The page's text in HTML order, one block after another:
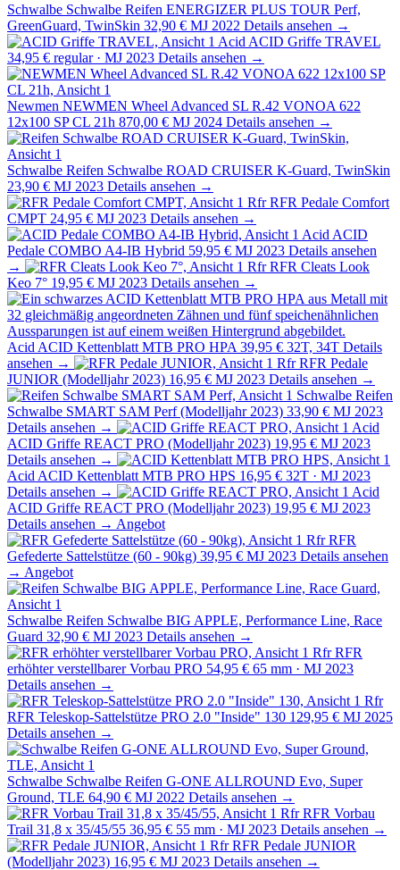
Schwalbe Schwalbe Reifen ENERGIZER PLUS TOUR Perf,
GreenGuard, TwinSkin 32,90 € MJ 2022 Details ansehen →
Acid ACID Griffe TRAVEL
34,95 € regular · MJ 2023 Details ansehen →
Newmen NEWMEN Wheel Advanced SL R.42 VONOA 622
12x100 SP CL 21h 870,00 € MJ 2024 Details ansehen →
Schwalbe Reifen Schwalbe ROAD CRUISER K-Guard, TwinSkin
23,90 € MJ 2023 Details ansehen →
Rfr RFR Pedale Comfort
CMPT 24,95 € MJ 2023 Details ansehen →
Acid ACID
Pedale COMBO A4-IB Hybrid 59,95 € MJ 2023 Details ansehen
→
Rfr RFR Cleats Look
Keo 7° 19,95 € MJ 2023 Details ansehen →
Acid ACID Kettenblatt MTB PRO HPA 39,95 € 32T, 34T Details
ansehen →
Rfr RFR Pedale
JUNIOR (Modelljahr 2023) 16,95 € MJ 2023 Details ansehen →
Schwalbe Reifen
Schwalbe SMART SAM Perf (Modelljahr 2023) 33,90 € MJ 2023
Details ansehen →
Acid
ACID Griffe REACT PRO (Modelljahr 2023) 19,95 € MJ 2023
Details ansehen →
Acid ACID Kettenblatt MTB PRO HPS 16,95 € 32T · MJ 2023
Details ansehen →
Acid
ACID Griffe REACT PRO (Modelljahr 2023) 19,95 € MJ 2023
Details ansehen → Angebot
Rfr RFR
Gefederte Sattelstütze (60 - 90kg) 39,95 € MJ 2023 Details ansehen
→ Angebot
Schwalbe Reifen Schwalbe BIG APPLE, Performance Line, Race
Guard 32,90 € MJ 2023 Details ansehen →
Rfr RFR
erhöhter verstellbarer Vorbau PRO 54,95 € 65 mm · MJ 2023
Details ansehen →
Rfr
RFR Teleskop-Sattelstütze PRO 2.0 "Inside" 130 129,95 € MJ 2025
Details ansehen →
Schwalbe Schwalbe Reifen G-ONE ALLROUND Evo, Super
Ground, TLE 64,90 € MJ 2022 Details ansehen →
Rfr RFR Vorbau
Trail 31,8 x 35/45/55 36,95 € 55 mm · MJ 2023 Details ansehen →
Rfr RFR Pedale JUNIOR
(Modelljahr 2023) 16,95 € MJ 2023 Details ansehen →